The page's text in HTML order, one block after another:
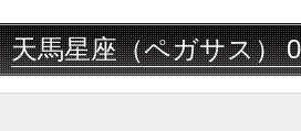
星座（ペガサス）08/